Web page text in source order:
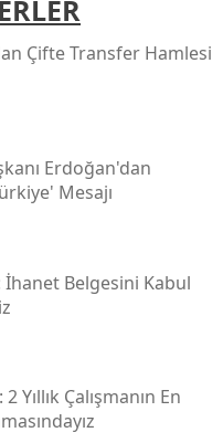
Çifte Transfer Hamlesi
Erdoğan'dan
Mesajı
Belgesini Kabul
Yıllık Çalışmanın En